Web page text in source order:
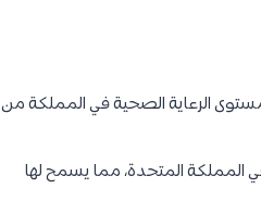
الرعاية الصحية في المملكة من
المملكة المتحدة، مما يسمح لها